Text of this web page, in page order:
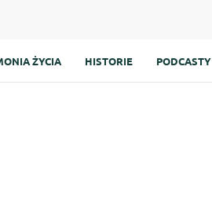
ŻYCIA HISTORIE PODCASTY